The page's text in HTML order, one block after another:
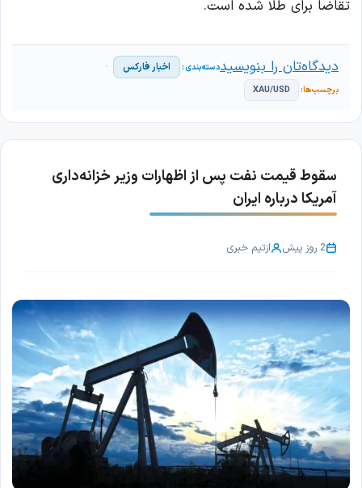
تقاضا برای طلا شده است.
اخبار فارکس
XAU/USD
دیدگاه‌تان را بنویسید
سقوط قیمت نفت پس از اظهارات وزیر خزانه‌داری
آمریکا درباره ایران
2 روز پیش ازتیم خبری